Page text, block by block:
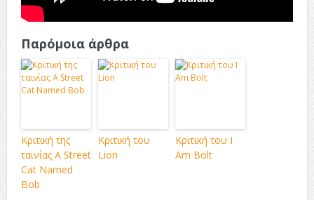
Παρόμοια άρθρα
Κριτική της
ταινίας A Street
Cat Named
Bob
Κριτική του
Lion
Κριτική του I
Am Bolt